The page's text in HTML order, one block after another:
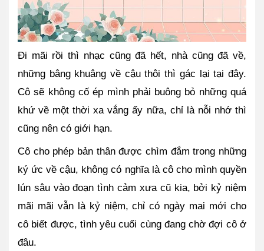
Đi mãi rồi thì nhạc cũng đã hết, nhà cũng đã về,
những bâng khuâng về cậu thôi thì gác lại tại đây.
Cô sẽ không cố ép mình phải buông bỏ những quá
khứ về một thời xa vắng ấy nữa, chỉ là nỗi nhớ thì
cũng nên có giới hạn.
Cô cho phép bản thân được chìm đắm trong những
ký ức về cậu, không có nghĩa là cô cho mình quyền
lún sâu vào đoạn tình cảm xưa cũ kia, bởi kỷ niệm
mãi mãi vẫn là kỷ niệm, chỉ có ngày mai mới cho
cô biết được, tình yêu cuối cùng đang chờ đợi cô ở
đâu.